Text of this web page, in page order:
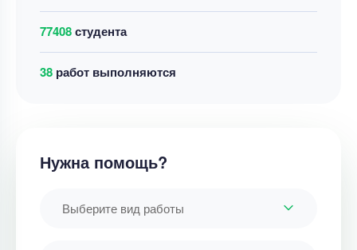
77408студента
38 работ выполняются
Нужна помощь?
Выберите вид работы